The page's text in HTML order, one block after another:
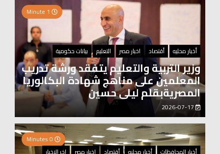
أخبار محليه أقتصاد اخبار مصر التعليم بيانات حكومية
وزير التربية والتعليم يتفقد ورشة تدريب
المعلمين على مناهج شهادة البكالوريا
المصريةبقلم ليلى حسين